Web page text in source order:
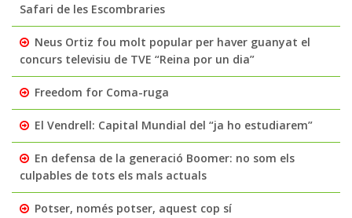
Safari de les Escombraries
Neus Ortiz fou molt popular per haver guanyat el
concurs televisiu de TVE “Reina por un dia”
Freedom for Coma-ruga
El Vendrell: Capital Mundial del “ja ho estudiarem”
En defensa de la generació Boomer: no som els
culpables de tots els mals actuals
Potser, només potser, aquest cop sí